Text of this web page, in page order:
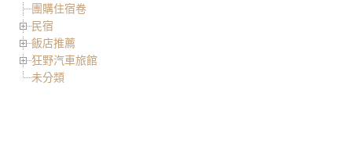
團購住宿卷
民宿
飯店推薦
狂野汽車旅館
未分類